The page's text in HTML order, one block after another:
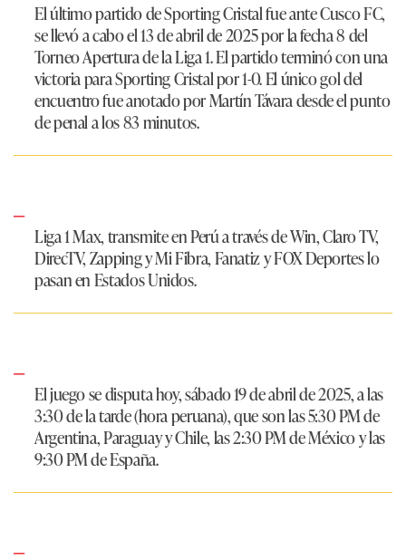
​El último partido de Sporting Cristal fue ante Cusco FC,
se llevó a cabo el 13 de abril de 2025 por la fecha 8 del
Torneo Apertura de la Liga 1. El partido terminó con una
victoria para Sporting Cristal por 1-0. El único gol del
encuentro fue anotado por Martín Távara desde el punto
de penal a los 83 minutos.​
Liga 1 Max, transmite en Perú a través de Win, Claro TV,
DirecTV, Zapping y Mi Fibra, Fanatiz y FOX Deportes lo
pasan en Estados Unidos.
El juego se disputa hoy, sábado 19 de abril de 2025, a las
3:30 de la tarde (hora peruana), que son las 5:30 PM de
Argentina, Paraguay y Chile, las 2:30 PM de México y las
9:30 PM de España.